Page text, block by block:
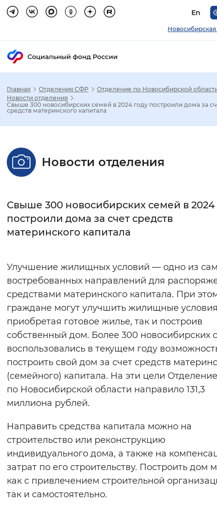
En
Новосибирская
Стандартный Увеличенный
Без засечек С засечками
Интервал между буквами
Цвет сайта
Монохромный Инверсивный
Синий фон
Изображения
Включены Выключены
Звуковой ассистент
Воспроизвести
Вернуть стандартные настройки
Главная Отделения СФР
Отделение по Новосибирской
Новости отделения
Свыше 300 новосибирских семей в 2024 году построили дома за
средств материнского капитала
Новости отделения
Свыше 300 новосибирских семей в 2024
построили дома за счет средств
материнского капитала
Улучшение жилищных условий — одно из
востребованных направлений для
средствами материнского капитала. При
граждане могут улучшить жилищные
приобретая готовое жилье, так и построив
собственный дом. Более 300 новосибирских
воспользовались в текущем году
построить свой дом за счет средств
(семейного) капитала. На эти цели
по Новосибирской области направило 131,3
миллиона рублей.
Направить средства капитала можно на
строительство или реконструкцию
индивидуального дома, а также на
затрат по его строительству. Построить дом
как с привлечением строительной
так и самостоятельно.